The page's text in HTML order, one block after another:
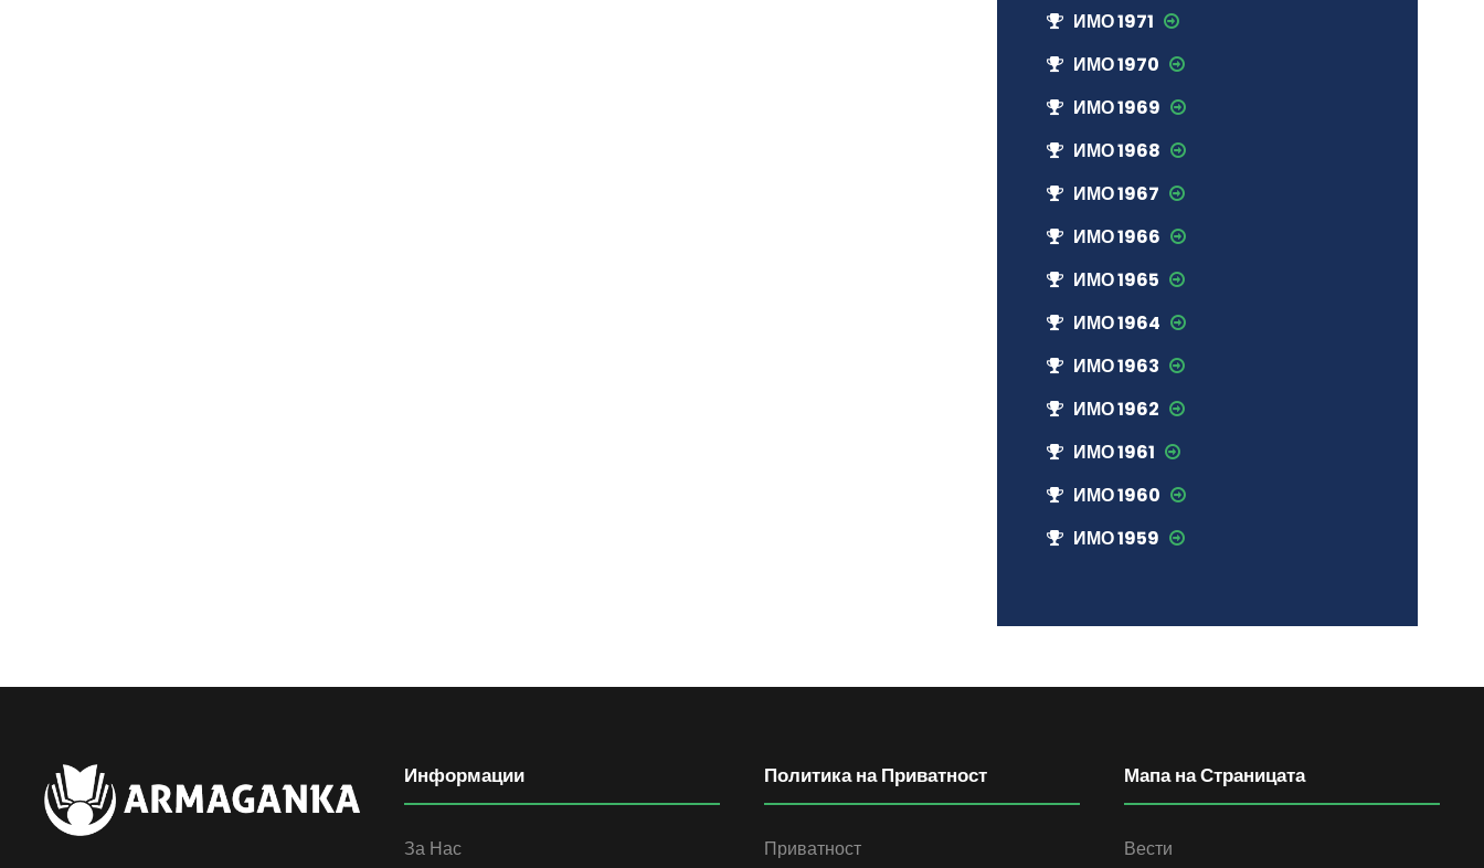
ИМО 1971
ИМО 1970
ИМО 1969
ИМО 1968
ИМО 1967
ИМО 1966
ИМО 1965
ИМО 1964
ИМО 1963
ИМО 1962
ИМО 1961
ИМО 1960
ИМО 1959
Информации
За Нас
Политика на Приватност
Приватност
Мапа на Страницата
Вести